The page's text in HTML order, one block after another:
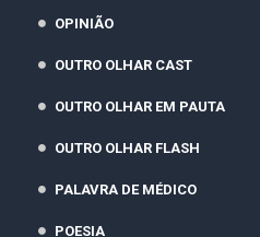
OPINIÃO
OUTRO OLHAR CAST
OUTRO OLHAR EM PAUTA
OUTRO OLHAR FLASH
PALAVRA DE MÉDICO
POESIA